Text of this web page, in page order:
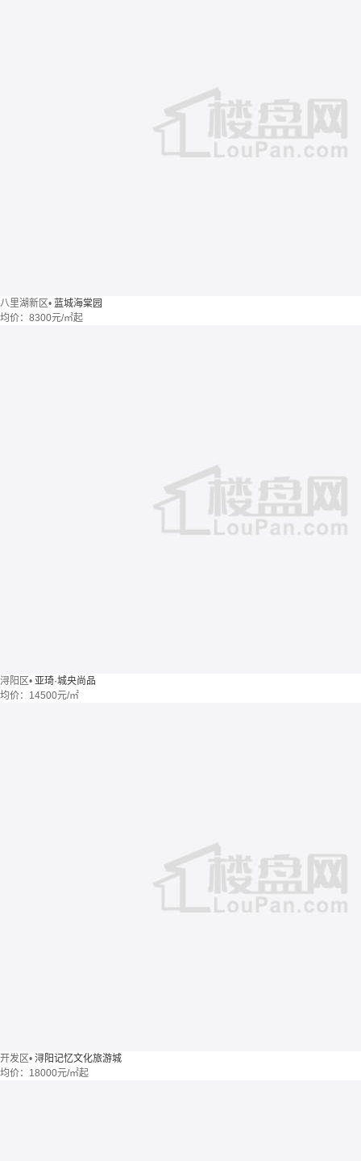
八里湖新区• 蓝城海棠园
均价： 8300元/㎡起
浔阳区• 亚琦·城央尚品
均价： 14500元/㎡
开发区• 浔阳记忆文化旅游城
均价： 18000元/㎡起